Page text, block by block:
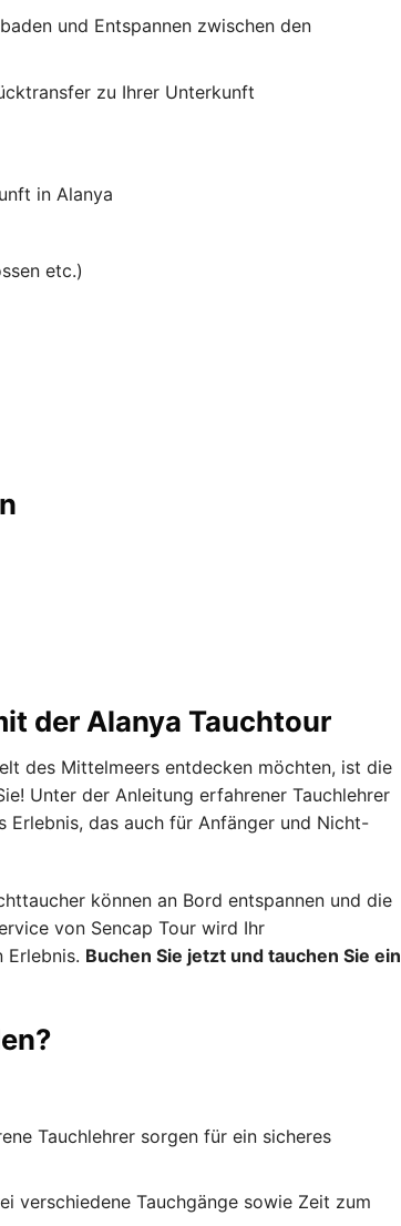
und Entspannen zwischen den
zu Ihrer Unterkunft
in Alanya
etc.)
der Alanya Tauchtour
des Mittelmeers entdecken möchten, ist die
Unter der Anleitung erfahrener Tauchlehrer
Erlebnis, das auch für Anfänger und Nicht-
können an Bord entspannen und die
von Sencap Tour wird Ihr
Erlebnis. Buchen Sie jetzt und tauchen Sie ein
Tauchlehrer sorgen für ein sicheres
verschiedene Tauchgänge sowie Zeit zum